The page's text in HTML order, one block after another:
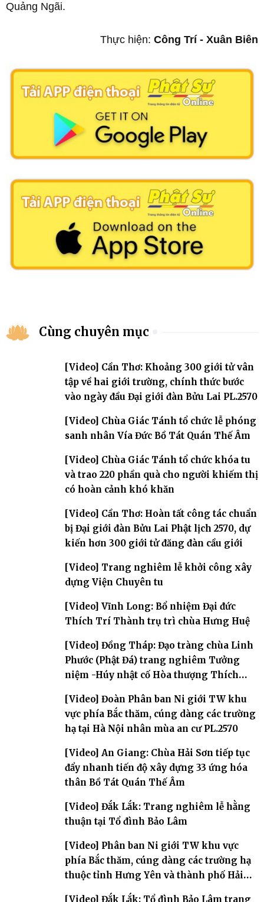
Quảng Ngãi.
Thực hiện: Công Trí - Xuân Biên
Cùng chuyên mục
[Video] Cần Thơ: Khoảng 300 giới tử vân
tập về hai giới trường, chính thức bước
vào ngày đầu Đại giới đàn Bửu Lai PL.2570
[Video] Chùa Giác Tánh tổ chức lễ phóng
sanh nhân Vía Đức Bồ Tát Quán Thế Âm
[Video] Chùa Giác Tánh tổ chức khóa tu
và trao 220 phần quà cho người khiếm thị
có hoàn cảnh khó khăn
[Video] Cần Thơ: Hoàn tất công tác chuẩn
bị Đại giới đàn Bửu Lai Phật lịch 2570, dự
kiến hơn 300 giới tử đăng đàn cầu giới
[Video] Trang nghiêm lễ khởi công xây
dựng Viện Chuyên tu
[Video] Vĩnh Long: Bổ nhiệm Đại đức
Thích Trí Thành trụ trì chùa Hưng Huệ
[Video] Đồng Tháp: Đạo tràng chùa Linh
Phước (Phật Đá) trang nghiêm Tưởng
niệm -Húy nhật cố Hòa thượng Thích
[Video] Đoàn Phân ban Ni giới TW khu
vực phía Bắc thăm, cúng dàng các trường
hạ tại Hà Nội nhân mùa an cư PL.2570
[Video] An Giang: Chùa Hải Sơn tiếp tục
đẩy nhanh tiến độ xây dựng 33 ứng hóa
thân Bồ Tát Quán Thế Âm
[Video] Đắk Lắk: Trang nghiêm lễ hằng
thuận tại Tổ đình Bảo Lâm
[Video] Phân ban Ni giới TW khu vực
phía Bắc thăm, cúng dàng các trường hạ
thuộc tỉnh Hưng Yên và thành phố Hải
[Video] Đắk Lắk: Tổ đình Bảo Lâm trang